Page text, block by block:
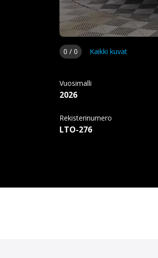
0 / 0 Kaikki kuvat
Vuosimalli
2026
Rekisterinumero
LTO-276